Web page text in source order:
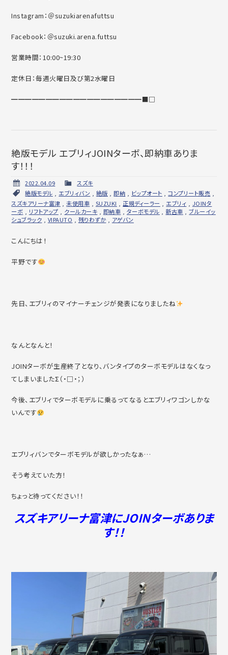
Instagram：＠suzukiarenafuttsu
Facebook：＠suzuki.arena.futtsu
営業時間：10:00~19:30
定休日：毎週火曜日及び第2水曜日
━━━━━━━━━━━━━━━━━━━■□
絶版モデル エブリィJOINターボ、即納車ありま
す！！！
2022.04.09
スズキ
絶版モデル , エブリィバン , 絶版 ,即納 , ビップオート ,コンプリート販売 ,
スズキアリーナ富津 ,未使用車 , SUZUKI ,正規ディーラー , エブリィ , JOINタ
ーボ , リフトアップ , クールカーキ , 即納車 , ターボモデル ,新古車 ,ブルーイッ
シュブラック , VIPAUTO , 残りわずか , アゲバン
こんにちは！
平野です
先日、エブリィのマイナーチェンジが発表になりましたね
なんとなんと！
JOINターボが生産終了となり、バンタイプのターボモデルはなくなっ
てしまいましたΣ（・□・；）
今後、エブリィでターボモデルに乗るってなるとエブリィワゴンしかな
いんです
エブリィバンでターボモデルが欲しかったなぁ…
そう考えていた方！
ちょっと待ってください！！
スズキアリーナ富津にJOINターボありま
す！！